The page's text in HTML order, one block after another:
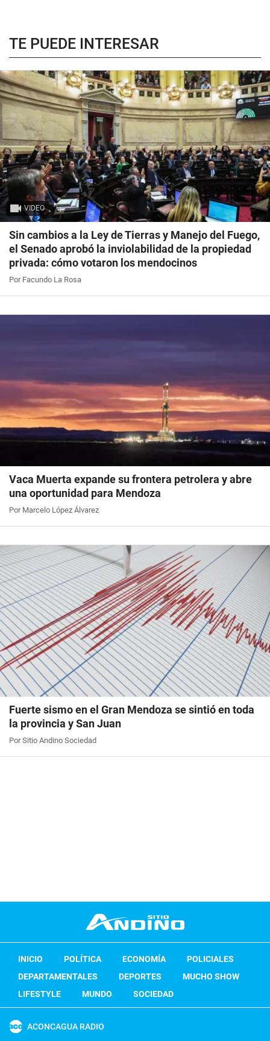
TE PUEDE INTERESAR
VIDEO
Sin cambios a la Ley de Tierras y Manejo del Fuego,
el Senado aprobó la inviolabilidad de la propiedad
privada: cómo votaron los mendocinos
Por Facundo La Rosa
Vaca Muerta expande su frontera petrolera y abre
una oportunidad para Mendoza
Por Marcelo López Álvarez
Fuerte sismo en el Gran Mendoza se sintió en toda
la provincia y San Juan
Por Sitio Andino Sociedad
INICIO POLÍTICA ECONOMÍA
POLICIALES
DEPARTAMENTALES
DEPORTES
MUCHO SHOW
LIFESTYLE
MUNDO SOCIEDAD
ACONCAGUA RADIO